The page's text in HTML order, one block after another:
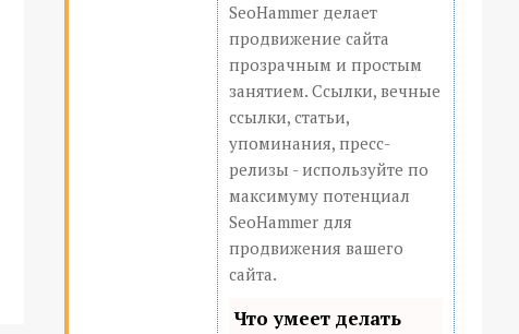
SeoHammer делает
продвижение сайта
прозрачным и простым
занятием. Ссылки, вечные
ссылки, статьи,
упоминания, пресс-
релизы - используйте по
максимуму потенциал
SeoHammer для
продвижения вашего
сайта.
Что умеет делать